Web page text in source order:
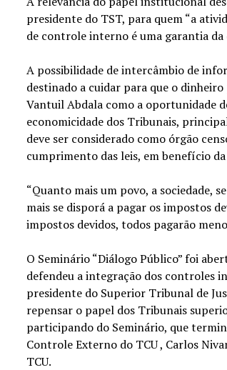
presidente do TST, para quem “a
de controle interno é uma garantia da
A possibilidade de intercâmbio de
destinado a cuidar para que o
Vantuil Abdala como a oportunidade
economicidade dos Tribunais,
deve ser considerado como órgão
cumprimento das leis, em benefício da
“Quanto mais um povo, a sociedade,
mais se disporá a pagar os impostos
impostos devidos, todos pagarão
O Seminário “Diálogo Público” foi
defendeu a integração dos controles
presidente do Superior Tribunal de
repensar o papel dos Tribunais
participando do Seminário, que
Controle Externo do TCU , Carlos
TCU.